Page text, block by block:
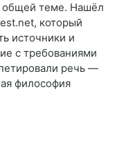
общей теме. Нашёл
который
источники и
с требованиями
речь —
философия